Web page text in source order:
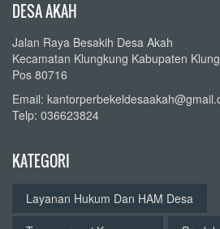
DESA AKAH
Jalan Raya Besakih Desa Akah
Kecamatan Klungkung Kabupaten
Pos 80716
Email:
Telp: 036623824
KATEGORI
Layanan Hukum Dan HAM Desa